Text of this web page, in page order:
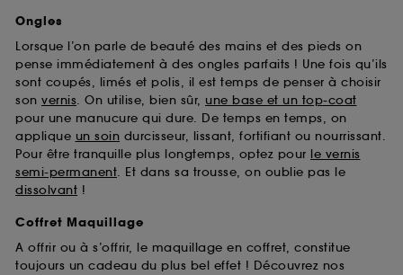
Ongles
Lorsque l’on parle de beauté des mains et des pieds on
pense immédiatement à des ongles parfaits ! Une fois qu’ils
sont coupés, limés et polis, il est temps de penser à choisir
son vernis. On utilise, bien sûr, une base et un top-coat
pour une manucure qui dure. De temps en temps, on
applique un soin durcisseur, lissant, fortifiant ou nourrissant.
Pour être tranquille plus longtemps, optez pour le vernis
semi-permanent. Et dans sa trousse, on oublie pas le
dissolvant !
Coffret Maquillage
A offrir ou à s’offrir, le maquillage en coffret, constitue
toujours un cadeau du plus bel effet ! Découvrez nos
utilisés,